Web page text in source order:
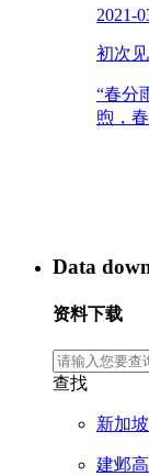
2021-
初次
“春分
煦，
Data
资料下载
查找
新加
建邺